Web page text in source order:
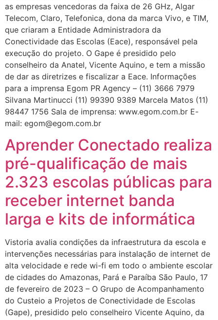
as empresas vencedoras da faixa de 26 GHz, Algar
Telecom, Claro, Telefonica, dona da marca Vivo, e TIM,
que criaram a Entidade Administradora da
Conectividade das Escolas (Eace), responsável pela
execução do projeto. O Gape é presidido pelo
conselheiro da Anatel, Vicente Aquino, e tem a missão
de dar as diretrizes e fiscalizar a Eace. Informações
para a imprensa Egom PR Agency – (11) 3666 7979
Silvana Martinucci (11) 99390 9389 Marcela Matos (11)
98447 1756 Sala de imprensa: www.egom.com.br E-
mail: egom@egom.com.br
Aprender Conectado realiza
pré-qualificação de mais
2.323 escolas públicas para
receber internet banda
larga e kits de informática
Vistoria avalia condições da infraestrutura da escola e
intervenções necessárias para instalação de internet de
alta velocidade e rede wi-fi em todo o ambiente escolar
de cidades do Amazonas, Pará e Paraíba São Paulo, 17
de fevereiro de 2023 – O Grupo de Acompanhamento
do Custeio a Projetos de Conectividade de Escolas
(Gape), presidido pelo conselheiro Vicente Aquino, da